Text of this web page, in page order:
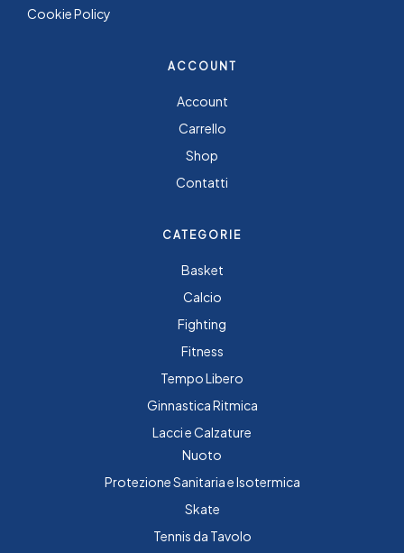
Cookie Policy
ACCOUNT
Account
Carrello
Shop
Contatti
CATEGORIE
Basket
Calcio
Fighting
Fitness
Tempo Libero
Ginnastica Ritmica
Lacci e Calzature
Nuoto
Protezione Sanitaria e Isotermica
Skate
Tennis da Tavolo